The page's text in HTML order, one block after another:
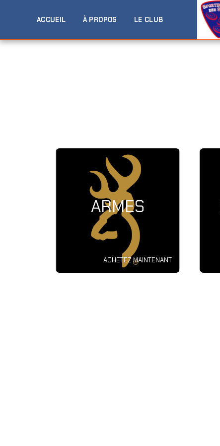
ACCUEIL À PROPOS LE CLUB
ARMES
ACHETEZ MAINTENANT